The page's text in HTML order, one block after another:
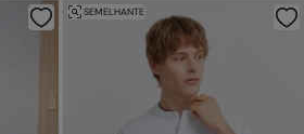
SEMELHANTE